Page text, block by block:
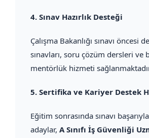
4. Sınav Hazırlık Desteği
Çalışma Bakanlığı sınavı öncesi
sınavları, soru çözüm dersleri ve
mentörlük hizmeti
5. Sertifika ve Kariyer Destek
Eğitim sonrasında sınavı
adaylar, A Sınıfı İş Güvenliği